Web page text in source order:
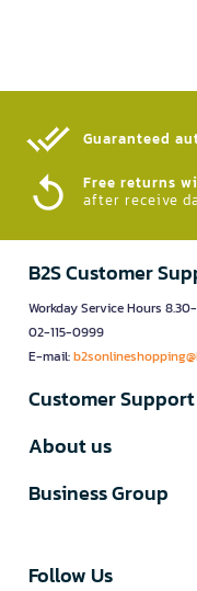
Guaranteed
Free returns
after receive
B2S Customer
Workday Service Hours
02-115-0999
E-mail:
Customer Support
About us
Business Group
Follow Us​